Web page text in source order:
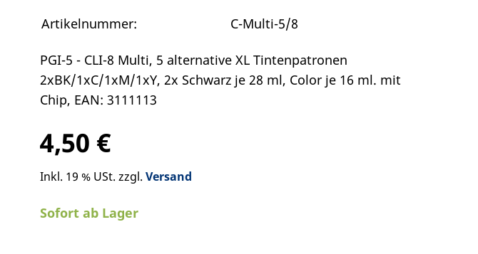
Artikelnummer:
C-Multi-5/8
PGI-5 - CLI-8 Multi, 5 alternative XL Tintenpatronen
2xBK/1xC/1xM/1xY, 2x Schwarz je 28 ml, Color je 16 ml. mit
Chip, EAN: 3111113
4,50 €
Inkl. 19 % USt. zzgl. Versand
Sofort ab Lager